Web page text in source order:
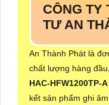
CÔNG TY
TƯ AN
An Thành Phát là
chất lượng hàng
HAC-HFW1200TP-A
kết sản phẩm ghi